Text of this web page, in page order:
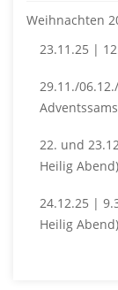
Weihnachten
23.11.25 |
29.11./
22. und
Heilig Abend)
24.12.25 |
Heilig Abend)